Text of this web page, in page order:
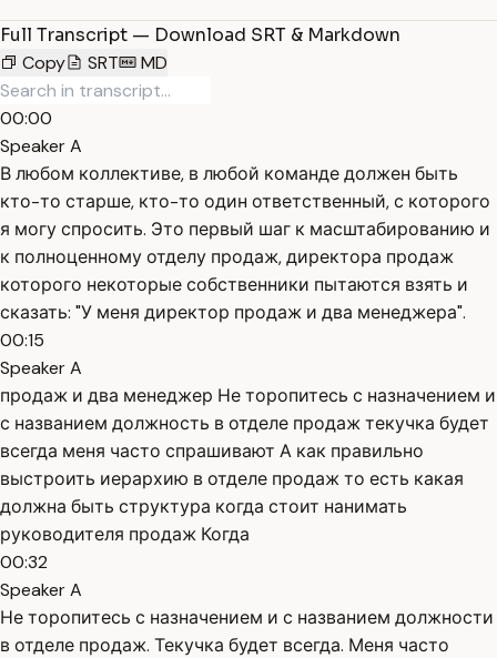
Full Transcript — Download SRT & Markdown
Copy
SRT MD
00:00
Speaker A
В любом коллективе, в любой команде должен быть
кто-то старше, кто-то один ответственный, с которого
я могу спросить. Это первый шаг к масштабированию и
к полноценному отделу продаж, директора продаж
которого некоторые собственники пытаются взять и
сказать: "У меня директор продаж и два менеджера".
00:15
Speaker A
продаж и два менеджер Не торопитесь с назначением и
с названием должность в отделе продаж текучка будет
всегда меня часто спрашивают А как правильно
выстроить иерархию в отделе продаж то есть какая
должна быть структура когда стоит нанимать
руководителя продаж Когда
00:32
Speaker A
Не торопитесь с назначением и с названием должности
в отделе продаж. Текучка будет всегда. Меня часто